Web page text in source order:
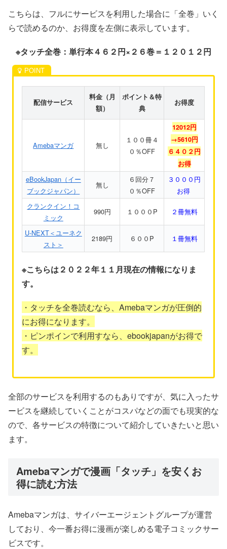
こちらは、フルにサービスを利用した場合に「全巻」いく
らで読めるのか、お得度を左側に表示しています。
※タッチ全巻：単行本４６２円×２６巻＝１２０１２円
配信サービス
料金（月
額）
ポイント＆特
典
お得度
Amebaマンガ 無し
１００冊４
０％OFF
12012円
→5610円
６４０２円
お得
eBookJapan（イー
ブックジャパン）
無し
６回分７
０％OFF
３０００円
お得
クランクイン！コ
ミック
990円 １０００P ２冊無料
U-NEXT＜ユーネク
スト＞
2189円 ６００P １冊無料
※こちらは２０２２年１１ 月現在の情報になりま
す。
・タッチを全巻読むなら、Amebaマンガが圧倒的
にお得になります。
・ピンポインで利用すなら、ebookjapanがお得で
す。
全部のサービスを利用するのもありですが、気に入ったサ
ービスを継続していくことがコスパなどの面でも現実的な
ので、各サービスの特徴について紹介していきたいと思い
ます。
Amebaマンガで漫画「タッチ」を安くお
得に読む方法
Amebaマンガは、サイバーエージェントグループが運営
しており、今一番お得に漫画が楽しめる電子コミックサー
ビスです。